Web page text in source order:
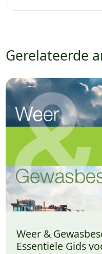
Gerelateerde
Weer &
Essentiële Gids